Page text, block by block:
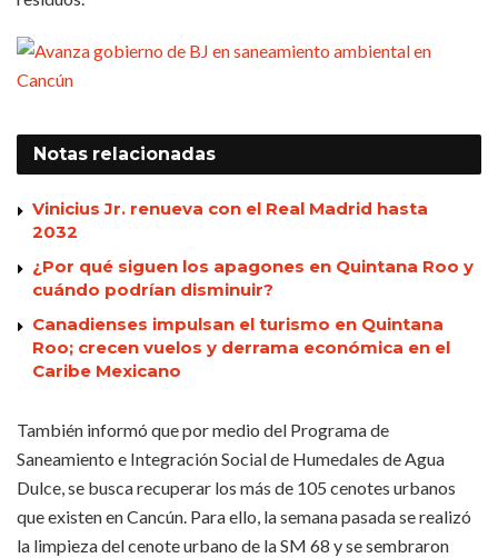
Notas relacionadas
Vinicius Jr. renueva con el Real Madrid hasta
2032
¿Por qué siguen los apagones en Quintana Roo y
cuándo podrían disminuir?
Canadienses impulsan el turismo en Quintana
Roo; crecen vuelos y derrama económica en el
Caribe Mexicano
También informó que por medio del Programa de
Saneamiento e Integración Social de Humedales de Agua
Dulce, se busca recuperar los más de 105 cenotes urbanos
que existen en Cancún. Para ello, la semana pasada se realizó
la limpieza del cenote urbano de la SM 68 y se sembraron